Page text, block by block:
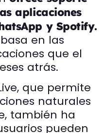
aplicaciones
y Spotify.
en las
que el
atrás.
que permite
naturales
también ha
pueden